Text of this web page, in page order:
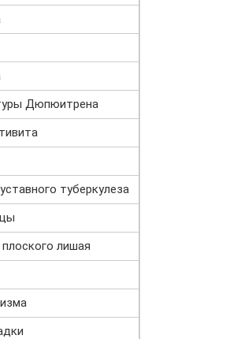
Дюпюитрена
туберкулеза
лишая